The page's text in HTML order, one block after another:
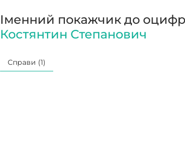
Іменний покажчик до
Костянтин Степанович
Справи (1)